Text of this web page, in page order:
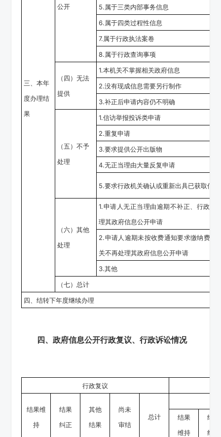
三、本年
度办理结
果
公开
5.属于三类内部事务信息
6.属于四类过程性信息
7.属于行政执法案卷
8.属于行政查询事项
（四）无法
提供
1.本机关不掌握相关政府信息
2.没有现成信息需要另行制作
3.补正后申请内容仍不明确
（五）不予
处理
1.信访举报投诉类申请
2.重复申请
3.要求提供公开出版物
4.无正当理由大量反复申请
5.要求行政机关确认或重新出具已获取信息
（六）其他
处理
1.申请人无正当理由逾期不补正、行政机
理其政府信息公开申请
2.申请人逾期未按收费通知要求缴纳费用
关不再处理其政府信息公开申请
3.其他
（七）总计
四、结转下年度继续办理
四、政府信息公开行政复议、行政诉讼情况
行政复议
结果维
持
结果
纠正
其他
结果
尚未
审结
总计
结果
维持
结果
纠正